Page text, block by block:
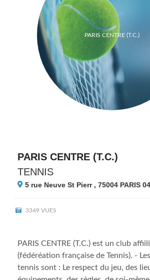
PARIS CENTRE (T.C.)
PARIS CENTRE (T.C.)
TENNIS
5 rue Neuve St Pierr , 75004 PARIS 04
3349 VUES
PARIS CENTRE (T.C.) est un club
(fédéréation française de Tennis). -
tennis sont : Le respect du jeu, des